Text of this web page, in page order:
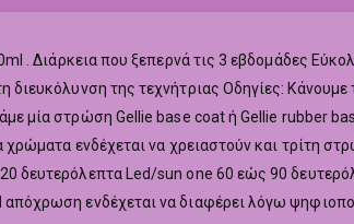
. Διάρκεια που ξεπερνά τις 3 εβδομάδες
διευκόλυνση της τεχνήτριας Οδηγίες:
μία στρώση Gellie base coat ή Gellie rubber
ενδέχεται να χρειαστούν και τρίτη
δευτερόλεπτα Led/sun one 60 εώς 90
ενδέχεται να διαφέρει λόγω